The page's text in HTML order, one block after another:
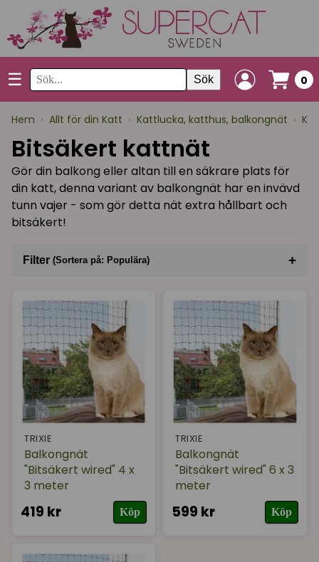
☰ Sök 0
Hem › Allt för din Katt › Kattlucka, katthus, balkongnät ›
Bitsäkert kattnät
Gör din balkong eller altan till en säkrare plats för
din katt, denna variant av balkongnät har en invävd
tunn vajer - som gör detta nät extra hållbart och
bitsäkert!
Filter (Sortera på: Populära) +
Varumärke
I lager
TRIXIE
Balkongnät
"Bitsäkert wired" 4 x
3 meter
419 kr Köp
TRIXIE
Balkongnät
"Bitsäkert wired" 6 x 3
meter
599 kr Köp